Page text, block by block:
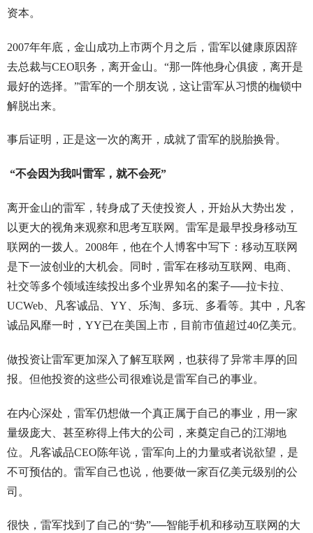
资本。
2007年年底，金山成功上市两个月之后，雷军以健康原因辞
去总裁与CEO职务，离开金山。“那一阵他身心俱疲，离开是
最好的选择。”雷军的一个朋友说，这让雷军从习惯的枷锁中
解脱出来。
事后证明，正是这一次的离开，成就了雷军的脱胎换骨。
“不会因为我叫雷军，就不会死”
离开金山的雷军，转身成了天使投资人，开始从大势出发，
以更大的视角来观察和思考互联网。雷军是最早投身移动互
联网的一拨人。2008年，他在个人博客中写下：移动互联网
是下一波创业的大机会。同时，雷军在移动互联网、电商、
社交等多个领域连续投出多个业界知名的案子──拉卡拉、
UCWeb、凡客诚品、YY、乐淘、多玩、多看等。其中，凡客
诚品风靡一时，YY已在美国上市，目前市值超过40亿美元。
做投资让雷军更加深入了解互联网，也获得了异常丰厚的回
报。但他投资的这些公司很难说是雷军自己的事业。
在内心深处，雷军仍想做一个真正属于自己的事业，用一家
量级庞大、甚至称得上伟大的公司，来奠定自己的江湖地
位。凡客诚品CEO陈年说，雷军向上的力量或者说欲望，是
不可预估的。雷军自己也说，他要做一家百亿美元级别的公
司。
很快，雷军找到了自己的“势”──智能手机和移动互联网的大